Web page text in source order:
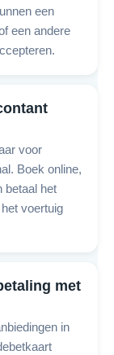
een
een andere
voor
Boek online,
betaal het
voertuig
met
in